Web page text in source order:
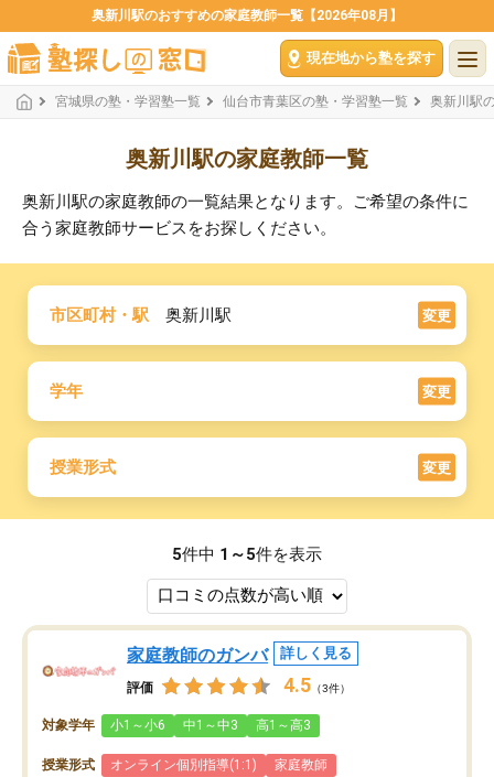
奥新川駅のおすすめの家庭教師一覧【2026年08月】
現在地から塾を探す
宮城県の塾・学習塾一覧 仙台市青葉区の塾・学習塾一覧 奥新川駅
奥新川駅の家庭教師一覧
奥新川駅の家庭教師の一覧結果となります。ご希望の条件に
合う家庭教師サービスをお探しください。
市区町村・駅 奥新川駅 変更
学年 変更
授業形式 変更
5件中 1～5件を表示
家庭教師のガンバ 詳しく見る
評価 4.5 （3件）
対象学年 小1～小6 中1～中3 高1～高3
授業形式 オンライン個別指導(1:1) 家庭教師